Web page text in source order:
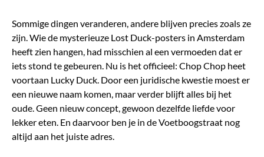
Sommige dingen veranderen, andere blijven precies zoals ze
zijn. Wie de mysterieuze Lost Duck-posters in Amsterdam
heeft zien hangen, had misschien al een vermoeden dat er
iets stond te gebeuren. Nu is het officieel: Chop Chop heet
voortaan Lucky Duck. Door een juridische kwestie moest er
een nieuwe naam komen, maar verder blijft alles bij het
oude. Geen nieuw concept, gewoon dezelfde liefde voor
lekker eten. En daarvoor ben je in de Voetboogstraat nog
altijd aan het juiste adres.